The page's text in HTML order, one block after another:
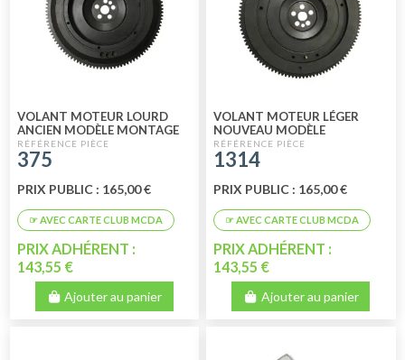
VOLANT MOTEUR LOURD
ANCIEN MODÈLE MONTAGE
JUSQU'À 04/1982 (3CV) NEUF
375
PRIX PUBLIC : 165,00 €
PRIX ADHÉRENT :
143,55 €
Ajouter au panier
VOLANT MOTEUR LÉGER
NOUVEAU MODÈLE
MONTAGE APRÈS 04/1982
(3CV) NEUF
1314
PRIX PUBLIC : 165,00 €
PRIX ADHÉRENT :
143,55 €
Ajouter au panier